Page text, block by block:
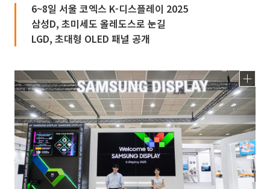
6~8일 서울 코엑스 K-디스플레이 2025
삼성D, 초미세도 올레도스로 눈길
LGD, 초대형 OLED 패널 공개